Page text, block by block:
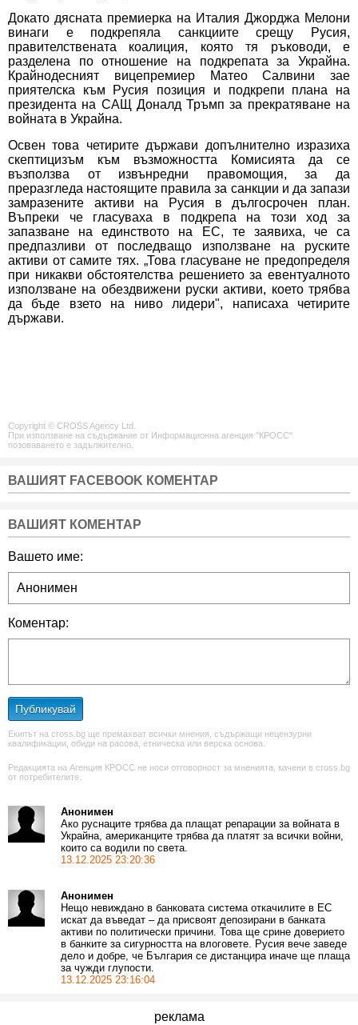
Докато дясната премиерка на Италия Джорджа Мелони
винаги е подкрепяла санкциите срещу Русия,
правителствената коалиция, която тя ръководи, е
разделена по отношение на подкрепата за Украйна.
Крайнодесният вицепремиер Матео Салвини зае
приятелска към Русия позиция и подкрепи плана на
президента на САЩ Доналд Тръмп за прекратяване на
войната в Украйна.
Освен това четирите държави допълнително изразиха
скептицизъм към възможността Комисията да се
възползва от извънредни правомощия, за да
преразгледа настоящите правила за санкции и да запази
замразените активи на Русия в дългосрочен план.
Въпреки че гласуваха в подкрепа на този ход за
запазване на единството на ЕС, те заявиха, че са
предпазливи от последващо използване на руските
активи от самите тях. „Това гласуване не предопределя
при никакви обстоятелства решението за евентуалното
използване на обездвижени руски активи, което трябва
да бъде взето на ниво лидери", написаха четирите
държави.
Copyright © CROSS Agency Ltd.
При използване на съдържание от Информационна агенция "КРОСС"
позоваването е задължително.
ВАШИЯТ FACEBOOK КОМЕНТАР
ВАШИЯТ КОМЕНТАР
Вашето име:
Коментар:
Публикувай
Екипът на cross.bg ще премахват всички мнения, съдържащи нецензурни
квалификации, обиди на расова, етническа или верска основа.
Редакцията на Агенция КРОСС не носи отговорност за мненията, качени в cross.bg
от потребителите.
Анонимен
Ако руснаците трябва да плащат репарации за войната в
Украйна, американците трябва да платят за всички войни,
които са водили по света.
13.12.2025 23:20:36
Анонимен
Нещо невиждано в банковата система откачилите в ЕС
искат да въведат – да присвоят депозирани в банката
активи по политически причини. Това ще срине доверието
в банките за сигурността на влоговете. Русия вече заведе
дело и добре, че България се дистанцира иначе ще плаща
за чужди глупости.
13.12.2025 23:16:04
реклама